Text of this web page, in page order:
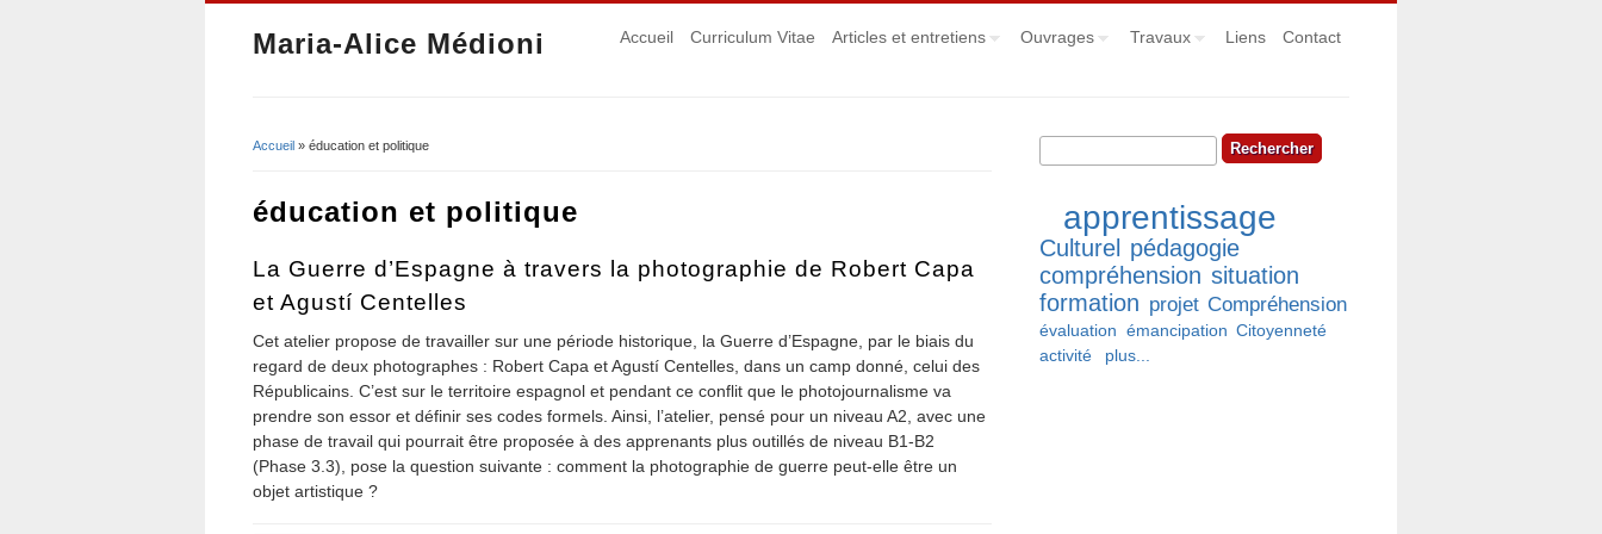
Maria-Alice Médioni Accueil Curriculum Vitae Articles et entretiens Ouvrages Travaux Liens Contact
Accueil » éducation et politique
éducation et politique
La Guerre d’Espagne à travers la photographie de Robert Capa
et Agustí Centelles
Cet atelier propose de travailler sur une période historique, la Guerre d’Espagne, par le biais du
regard de deux photographes : Robert Capa et Agustí Centelles, dans un camp donné, celui des
Républicains. C’est sur le territoire espagnol et pendant ce conflit que le photojournalisme va
prendre son essor et définir ses codes formels. Ainsi, l’atelier, pensé pour un niveau A2, avec une
phase de travail qui pourrait être proposée à des apprenants plus outillés de niveau B1-B2
(Phase 3.3), pose la question suivante : comment la photographie de guerre peut-elle être un
objet artistique ?
Formulaire de recherche
Rechercher
apprentissage
Culturel pédagogie
compréhension situation
formation projet Compréhension
évaluation émancipation Citoyenneté
activité
plus...